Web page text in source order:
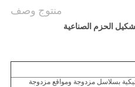
منتوج وصف
الحزم الصناعية
بسلاسل مزدوجة ومواقع مزدوجة